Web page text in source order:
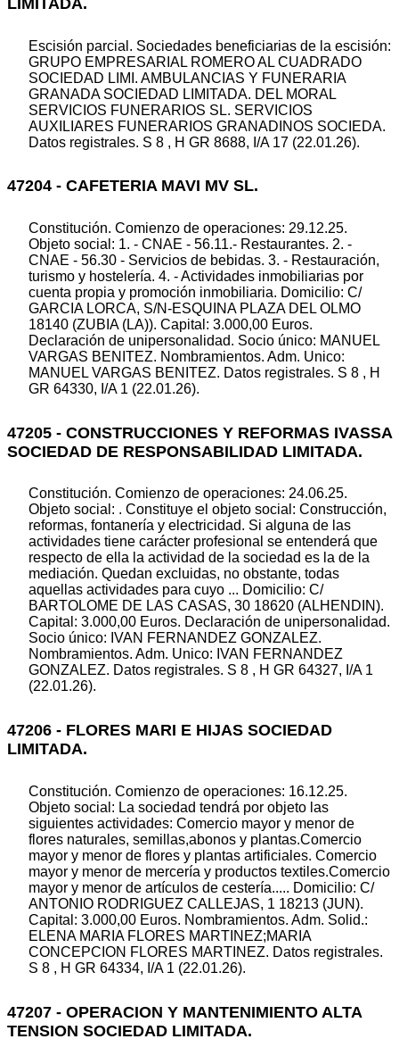
LIMITADA.
Escisión parcial. Sociedades beneficiarias de la escisión:
GRUPO EMPRESARIAL ROMERO AL CUADRADO
SOCIEDAD LIMI. AMBULANCIAS Y FUNERARIA
GRANADA SOCIEDAD LIMITADA. DEL MORAL
SERVICIOS FUNERARIOS SL. SERVICIOS
AUXILIARES FUNERARIOS GRANADINOS SOCIEDA.
Datos registrales. S 8 , H GR 8688, I/A 17 (22.01.26).
47204 - CAFETERIA MAVI MV SL.
Constitución. Comienzo de operaciones: 29.12.25.
Objeto social: 1. - CNAE - 56.11.- Restaurantes. 2. -
CNAE - 56.30 - Servicios de bebidas. 3. - Restauración,
turismo y hostelería. 4. - Actividades inmobiliarias por
cuenta propia y promoción inmobiliaria. Domicilio: C/
GARCIA LORCA, S/N-ESQUINA PLAZA DEL OLMO
18140 (ZUBIA (LA)). Capital: 3.000,00 Euros.
Declaración de unipersonalidad. Socio único: MANUEL
VARGAS BENITEZ. Nombramientos. Adm. Unico:
MANUEL VARGAS BENITEZ. Datos registrales. S 8 , H
GR 64330, I/A 1 (22.01.26).
47205 - CONSTRUCCIONES Y REFORMAS IVASSA
SOCIEDAD DE RESPONSABILIDAD LIMITADA.
Constitución. Comienzo de operaciones: 24.06.25.
Objeto social: . Constituye el objeto social: Construcción,
reformas, fontanería y electricidad. Si alguna de las
actividades tiene carácter profesional se entenderá que
respecto de ella la actividad de la sociedad es la de la
mediación. Quedan excluidas, no obstante, todas
aquellas actividades para cuyo ... Domicilio: C/
BARTOLOME DE LAS CASAS, 30 18620 (ALHENDIN).
Capital: 3.000,00 Euros. Declaración de unipersonalidad.
Socio único: IVAN FERNANDEZ GONZALEZ.
Nombramientos. Adm. Unico: IVAN FERNANDEZ
GONZALEZ. Datos registrales. S 8 , H GR 64327, I/A 1
(22.01.26).
47206 - FLORES MARI E HIJAS SOCIEDAD
LIMITADA.
Constitución. Comienzo de operaciones: 16.12.25.
Objeto social: La sociedad tendrá por objeto las
siguientes actividades: Comercio mayor y menor de
flores naturales, semillas,abonos y plantas.Comercio
mayor y menor de flores y plantas artificiales. Comercio
mayor y menor de mercería y productos textiles.Comercio
mayor y menor de artículos de cestería..... Domicilio: C/
ANTONIO RODRIGUEZ CALLEJAS, 1 18213 (JUN).
Capital: 3.000,00 Euros. Nombramientos. Adm. Solid.:
ELENA MARIA FLORES MARTINEZ;MARIA
CONCEPCION FLORES MARTINEZ. Datos registrales.
S 8 , H GR 64334, I/A 1 (22.01.26).
47207 - OPERACION Y MANTENIMIENTO ALTA
TENSION SOCIEDAD LIMITADA.